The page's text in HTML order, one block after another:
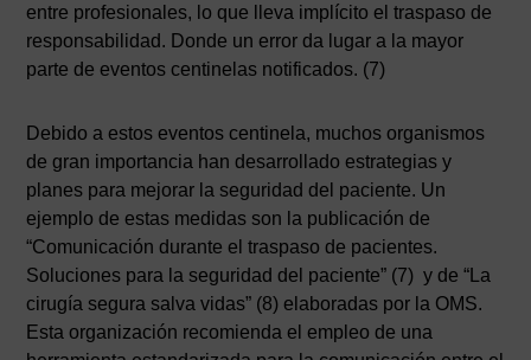
entre profesionales, lo que lleva implícito el traspaso de
responsabilidad. Donde un error da lugar a la mayor
parte de eventos centinelas notificados. (7)
Debido a estos eventos centinela, muchos organismos
de gran importancia han desarrollado estrategias y
planes para mejorar la seguridad del paciente. Un
ejemplo de estas medidas son la publicación de
“Comunicación durante el traspaso de pacientes.
Soluciones para la seguridad del paciente” (7) y de “La
cirugía segura salva vidas” (8) elaboradas por la OMS.
Esta organización recomienda el empleo de una